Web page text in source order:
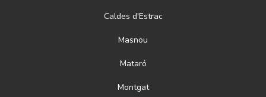
Caldes d'Estrac
Masnou
Mataró
Montgat